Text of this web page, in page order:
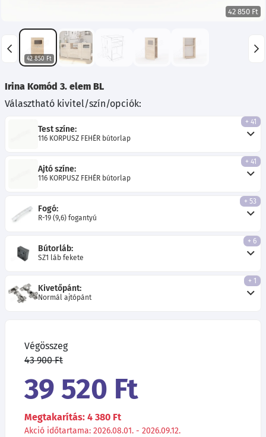
42 850 Ft
42 850 Ft
Irina Komód 3. elem BL
Választható kivitel/szín/opciók:
Test színe:
116 KORPUSZ FEHÉR bútorlap
+ 41
Ajtó színe:
116 KORPUSZ FEHÉR bútorlap
+ 41
Fogó:
R-19 (9,6) fogantyú
+ 53
Bútorláb:
SZ1 láb fekete
+ 6
Kivetőpánt:
Normál ajtópánt
+ 1
Végösszeg
43 900 Ft
39 520 Ft
Megtakarítás: 4 380 Ft
Akció időtartama: 2026.08.01. - 2026.09.12.